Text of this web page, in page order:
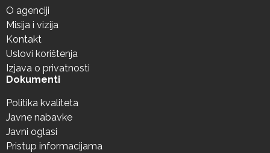
O agenciji
Misija i vizija
Kontakt
Uslovi korištenja
Izjava o privatnosti
Dokumenti
Politika kvaliteta
Javne nabavke
Javni oglasi
Pristup informacijama